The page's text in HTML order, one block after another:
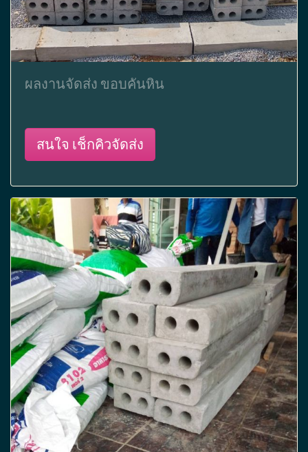
ผลงานจัดส่ง ขอบคันหิน
สนใจ เช็กคิวจัดส่ง